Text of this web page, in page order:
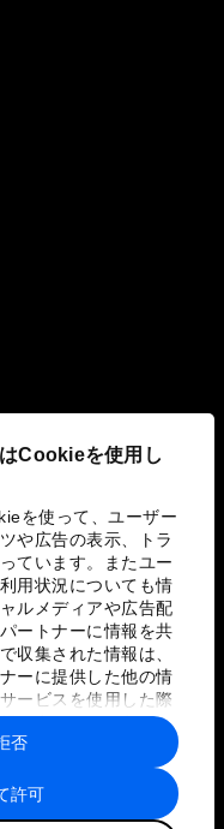
Cookieを使用し
を使って、ユーザー
や広告の表示、トラ
ています。またユー
用状況についても情
ルメディアや広告配
ートナーに情報を共
収集された情報は、
ーに提供した他の情
ービスを使用した際
み合わされ、各パー
れることがありま
許可
否
利用規約